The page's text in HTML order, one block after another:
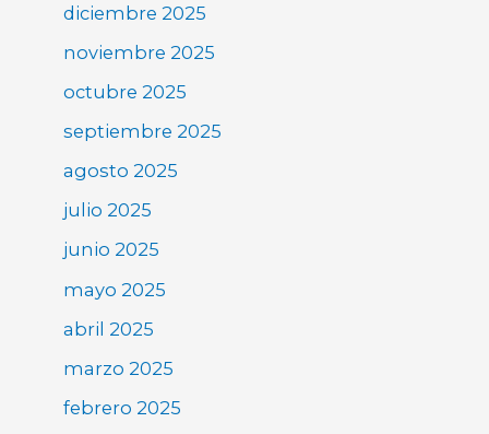
diciembre 2025
noviembre 2025
octubre 2025
septiembre 2025
agosto 2025
julio 2025
junio 2025
mayo 2025
abril 2025
marzo 2025
febrero 2025